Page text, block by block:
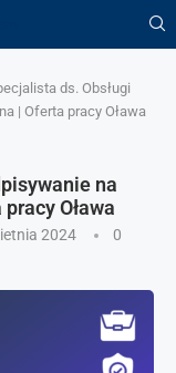
ds. Obsługi
| Oferta pracy Oława
na
Oława
2024
0